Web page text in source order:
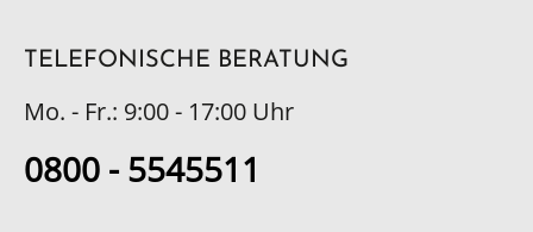
TELEFONISCHE BERATUNG
Mo. - Fr.: 9:00 - 17:00 Uhr
0800 - 5545511